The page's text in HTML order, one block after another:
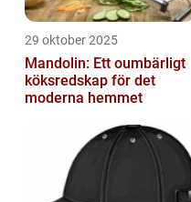
29 oktober 2025
Mandolin: Ett oumbärligt
köksredskap för det
moderna hemmet